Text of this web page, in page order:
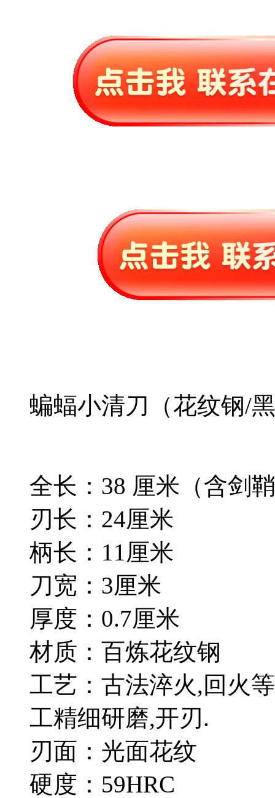
蝙蝠小清刀（花纹钢/
全长：38 厘米（含剑
刃长：24厘米
柄长：11厘米
刀宽：3厘米
厚度：0.7厘米
材质：百炼花纹钢
工艺：古法淬火,回火
工精细研磨,开刃.
刃面：光面花纹
硬度：59HRC